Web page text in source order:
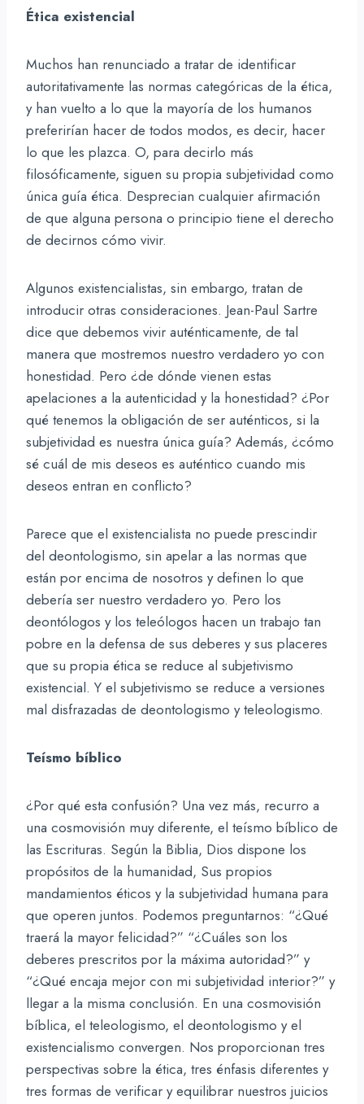
Ética existencial
Muchos han renunciado a tratar de identificar
autoritativamente las normas categóricas de la ética,
y han vuelto a lo que la mayoría de los humanos
preferirían hacer de todos modos, es decir, hacer
lo que les plazca. O, para decirlo más
filosóficamente, siguen su propia subjetividad como
única guía ética. Desprecian cualquier afirmación
de que alguna persona o principio tiene el derecho
de decirnos cómo vivir.
Algunos existencialistas, sin embargo, tratan de
introducir otras consideraciones. Jean-Paul Sartre
dice que debemos vivir auténticamente, de tal
manera que mostremos nuestro verdadero yo con
honestidad. Pero ¿de dónde vienen estas
apelaciones a la autenticidad y la honestidad? ¿Por
qué tenemos la obligación de ser auténticos, si la
subjetividad es nuestra única guía? Además, ¿cómo
sé cuál de mis deseos es auténtico cuando mis
deseos entran en conflicto?
Parece que el existencialista no puede prescindir
del deontologismo, sin apelar a las normas que
están por encima de nosotros y definen lo que
debería ser nuestro verdadero yo. Pero los
deontólogos y los teleólogos hacen un trabajo tan
pobre en la defensa de sus deberes y sus placeres
que su propia ética se reduce al subjetivismo
existencial. Y el subjetivismo se reduce a versiones
mal disfrazadas de deontologismo y teleologismo.
Teísmo bíblico
¿Por qué esta confusión? Una vez más, recurro a
una cosmovisión muy diferente, el teísmo bíblico de
las Escrituras. Según la Biblia, Dios dispone los
propósitos de la humanidad, Sus propios
mandamientos éticos y la subjetividad humana para
que operen juntos. Podemos preguntarnos: “¿Qué
traerá la mayor felicidad?” “¿Cuáles son los
deberes prescritos por la máxima autoridad?” y
“¿Qué encaja mejor con mi subjetividad interior?” y
llegar a la misma conclusión. En una cosmovisión
bíblica, el teleologismo, el deontologismo y el
existencialismo convergen. Nos proporcionan tres
perspectivas sobre la ética, tres énfasis diferentes y
tres formas de verificar y equilibrar nuestros juicios